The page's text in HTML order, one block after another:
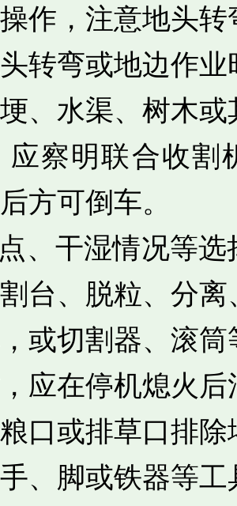
作，注意地头转
转弯或地边作业
、水渠、树木或
察明联合收割
方可倒车。
、干湿情况等选
台、脱粒、分离
或切割器、滚筒
应在停机熄火后
口或排草口排除
、脚或铁器等工